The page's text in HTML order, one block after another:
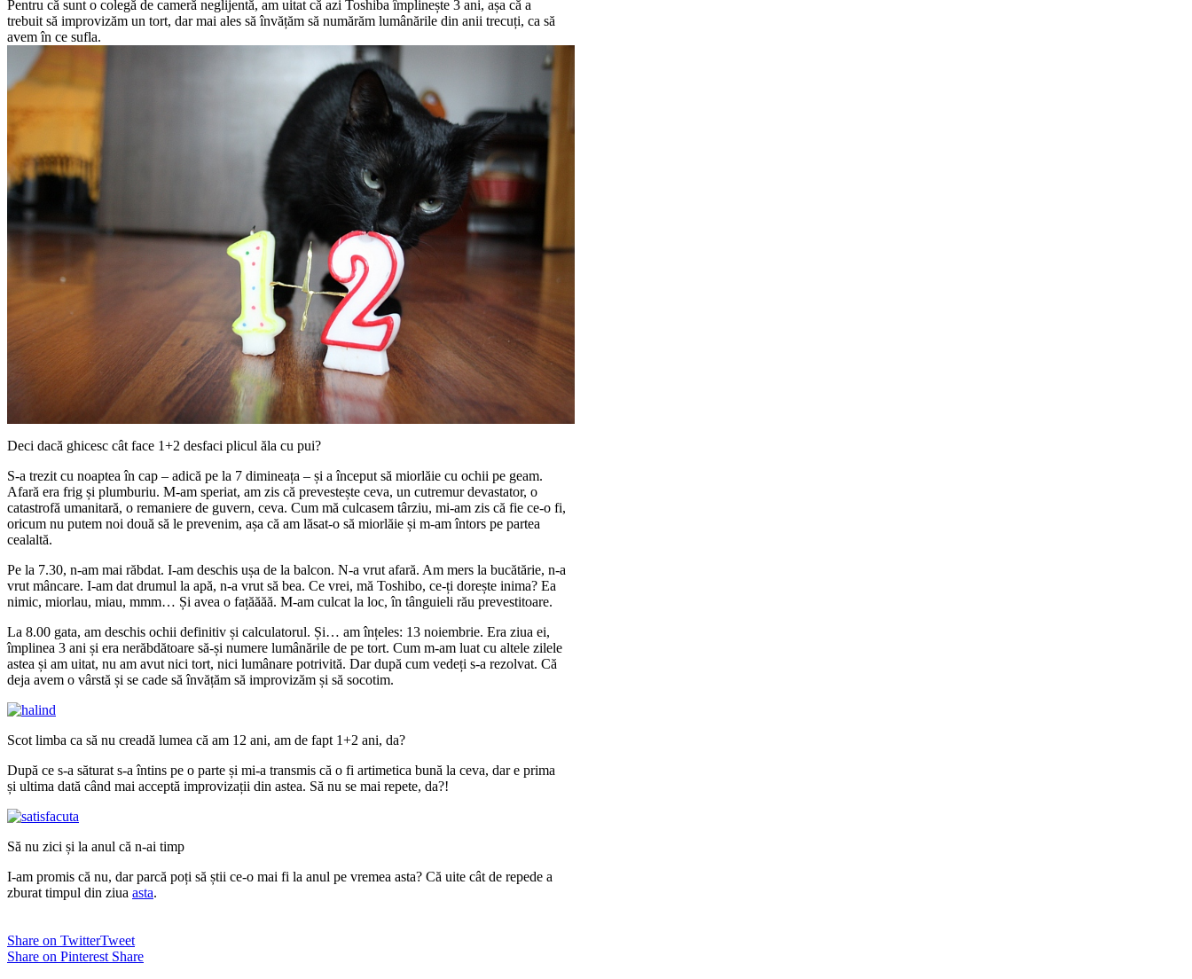
Pentru că sunt o colegă de cameră neglijentă, am uitat că azi Toshiba împlinește 3 ani, așa că a
trebuit să improvizăm un tort, dar mai ales să învățăm să numărăm lumânările din anii trecuți, ca să
avem în ce sufla.
Deci dacă ghicesc cât face 1+2 desfaci plicul ăla cu pui?
S-a trezit cu noaptea în cap – adică pe la 7 dimineața – și a început să miorlăie cu ochii pe geam.
Afară era frig și plumburiu. M-am speriat, am zis că prevestește ceva, un cutremur devastator, o
catastrofă umanitară, o remaniere de guvern, ceva. Cum mă culcasem târziu, mi-am zis că fie ce-o fi,
oricum nu putem noi două să le prevenim, așa că am lăsat-o să miorlăie și m-am întors pe partea
cealaltă.
Pe la 7.30, n-am mai răbdat. I-am deschis ușa de la balcon. N-a vrut afară. Am mers la bucătărie, n-a
vrut mâncare. I-am dat drumul la apă, n-a vrut să bea. Ce vrei, mă Toshibo, ce-ți dorește inima? Ea
nimic, miorlau, miau, mmm… Și avea o fațăăăă. M-am culcat la loc, în tânguieli rău prevestitoare.
La 8.00 gata, am deschis ochii definitiv și calculatorul. Și… am înțeles: 13 noiembrie. Era ziua ei,
împlinea 3 ani și era nerăbdătoare să-și numere lumânările de pe tort. Cum m-am luat cu altele zilele
astea și am uitat, nu am avut nici tort, nici lumânare potrivită. Dar după cum vedeți s-a rezolvat. Că
deja avem o vârstă și se cade să învățăm să improvizăm și să socotim.
Scot limba ca să nu creadă lumea că am 12 ani, am de fapt 1+2 ani, da?
După ce s-a săturat s-a întins pe o parte și mi-a transmis că o fi artimetica bună la ceva, dar e prima
și ultima dată când mai acceptă improvizații din astea. Să nu se mai repete, da?!
Să nu zici și la anul că n-ai timp
I-am promis că nu, dar parcă poți să știi ce-o mai fi la anul pe vremea asta? Că uite cât de repede a
zburat timpul din ziua asta.
Share on TwitterTweet
Share on Pinterest Share